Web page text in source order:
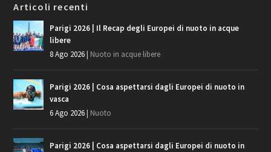
Articoli recenti
Parigi 2026 | Il Recap degli Europei di nuoto in acque
libere
8 Ago 2026 Nuoto in acque libere
Parigi 2026 | Cosa aspettarsi dagli Europei di nuoto in
vasca
6 Ago 2026 Nuoto
Parigi 2026 | Cosa aspettarsi dagli Europei di nuoto in